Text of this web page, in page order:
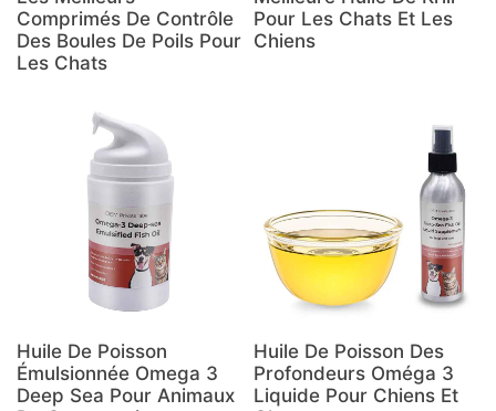
Comprimés De Contrôle
Des Boules De Poils Pour
Les Chats
Pour Les Chats Et Les
Chiens
Huile De Poisson
Émulsionnée Omega 3
Deep Sea Pour Animaux
Huile De Poisson Des
Profondeurs Oméga 3
Liquide Pour Chiens Et